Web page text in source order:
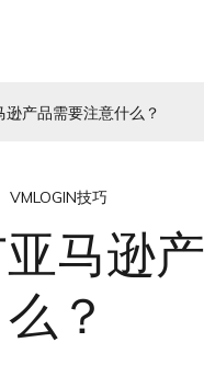
产品需要注意什么？
VMLOGIN技巧
马逊
么？